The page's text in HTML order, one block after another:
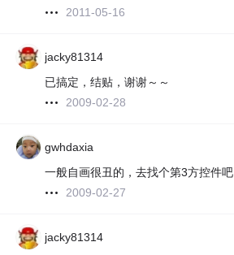
2011-05-16
jacky81314
已搞定，结贴，谢谢～～
2009-02-28
gwhdaxia
一般自画很丑的，去找个第3方控件吧
2009-02-27
jacky81314